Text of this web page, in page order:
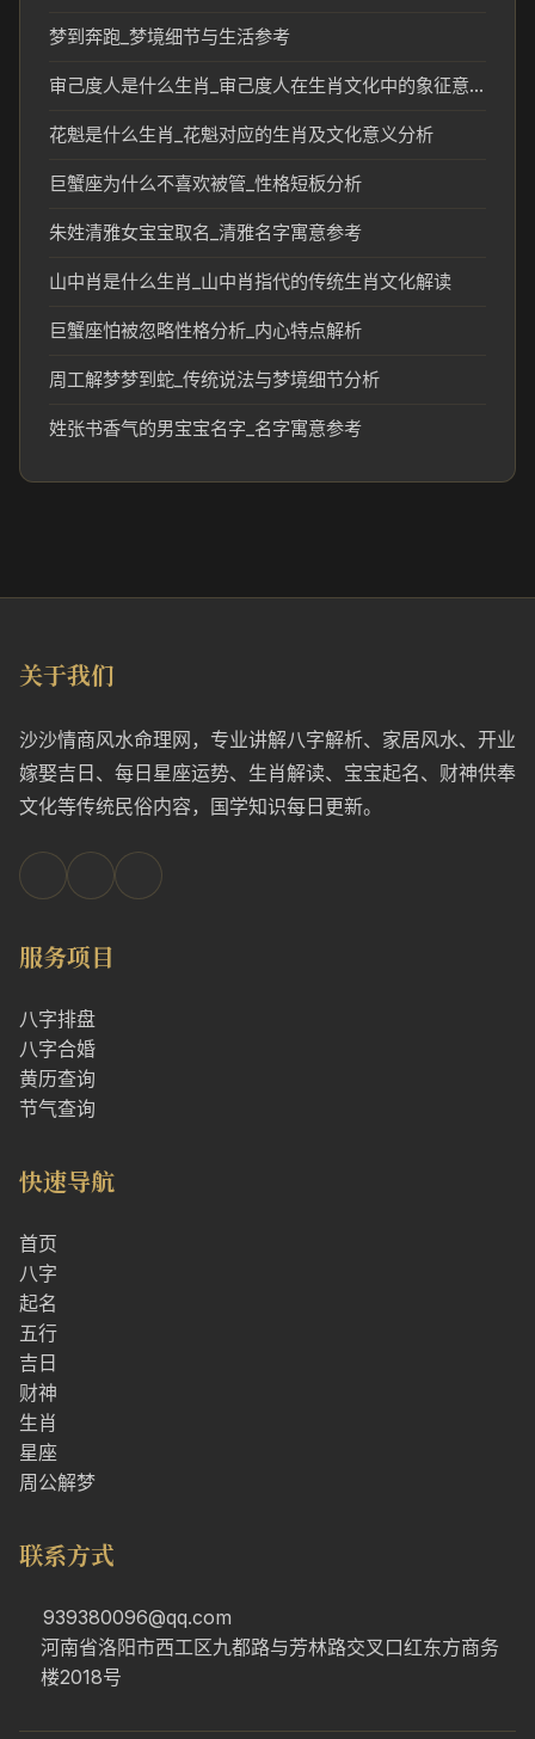
梦到奔跑_梦境细节与生活参考
审己度人是什么生肖_审己度人在生肖文化中的象征意义
花魁是什么生肖_花魁对应的生肖及文化意义分析
巨蟹座为什么不喜欢被管_性格短板分析
朱姓清雅女宝宝取名_清雅名字寓意参考
山中肖是什么生肖_山中肖指代的传统生肖文化解读
巨蟹座怕被忽略性格分析_内心特点解析
周工解梦梦到蛇_传统说法与梦境细节分析
姓张书香气的男宝宝名字_名字寓意参考
关于我们
沙沙情商风水命理网，专业讲解八字解析、家居风水、开业
嫁娶吉日、每日星座运势、生肖解读、宝宝起名、财神供奉
文化等传统民俗内容，国学知识每日更新。
服务项目
八字排盘
八字合婚
黄历查询
节气查询
快速导航
首页
八字
起名
五行
吉日
财神
生肖
星座
周公解梦
联系方式
939380096@qq.com
河南省洛阳市西工区九都路与芳林路交叉口红东方商务
楼2018号